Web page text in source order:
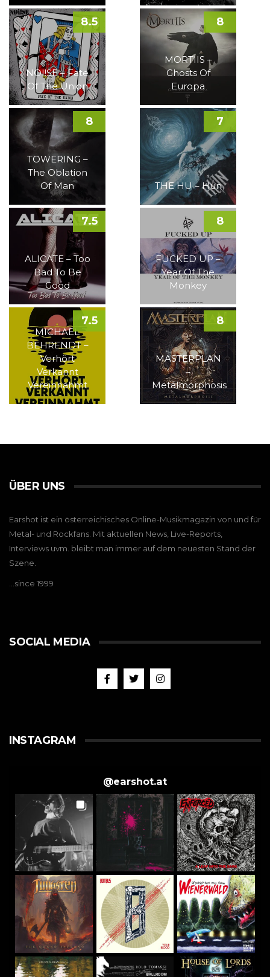
NOI!SE – Fate
Of The Union
8.5
MORTIIS –
Ghosts Of
Europa
8
TOWERING –
The Oblation
Of Man
8
THE HU – Hun
7
ALICATE – Too
Bad To Be
Good
7.5
FUCKED UP –
Year Of The
Monkey
8
MICHAEL
BEHRENDT –
Verhört
Verkannt
Vereinnahmt
7.5
MASTERPLAN
–
Metalmorphosis
8
ÜBER UNS
Earshot ist ein österreichisches Online-Musikmagazin von und für
Metal- und Rockfans. Mit aktuellen News, Live-Reports,
Interviews uvm. bleibt man immer auf dem neuesten Stand der
Szene.
…since 1999
SOCIAL MEDIA
INSTAGRAM
@earshot.at